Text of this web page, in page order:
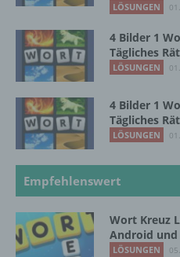
LÖSUNGEN
4 Bilder 1
Tägliches
LÖSUNGEN
4 Bilder 1
Tägliches
LÖSUNGEN
Empfehlenswert
Wort Kreuz
Android und
LÖSUNGEN
Profiling ist jede Art
Verarbeitung
darin besteht, dass
werden, um
die sich auf eine
zu bewerten,
bezüglich
Interessen,
Aufenthaltsort oder
vorherzusagen.